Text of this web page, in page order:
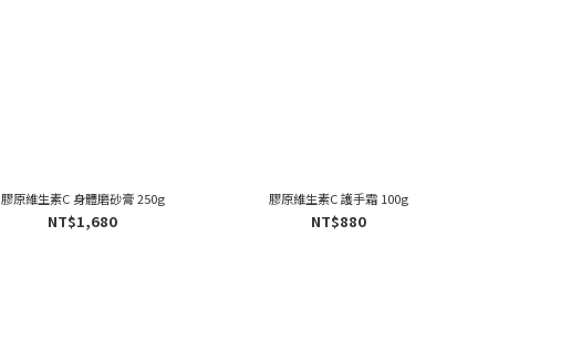
膠原維生素C 身體磨砂膏 250g
NT$1,680
膠原維生素C 護手霜 100g
NT$880